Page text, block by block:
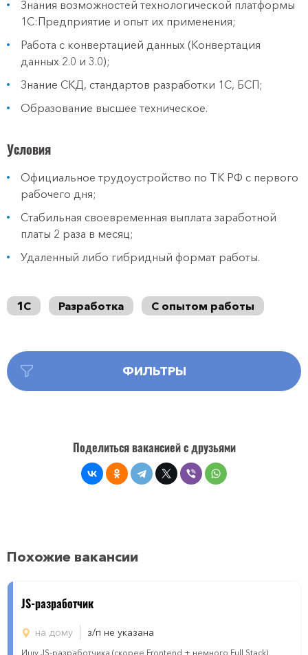
Знания возможностей технологической платформы
1С:Предприятие и опыт их применения;
Работа с конвертацией данных (Конвертация
данных 2.0 и 3.0);
Знание СКД, стандартов разработки 1С, БСП;
Образование высшее техническое.
Условия
Официальное трудоустройство по ТК РФ с первого
рабочего дня;
Стабильная своевременная выплата заработной
платы 2 раза в месяц;
Удаленный либо гибридный формат работы.
1С Разработка С опытом работы
ФИЛЬТРЫ
Поделиться вакансией с друзьями
Похожие вакансии
JS-разработчик
на дому з/п не указана
Ищу JS-разработчика (скорее Frontend + немного Full Stack).